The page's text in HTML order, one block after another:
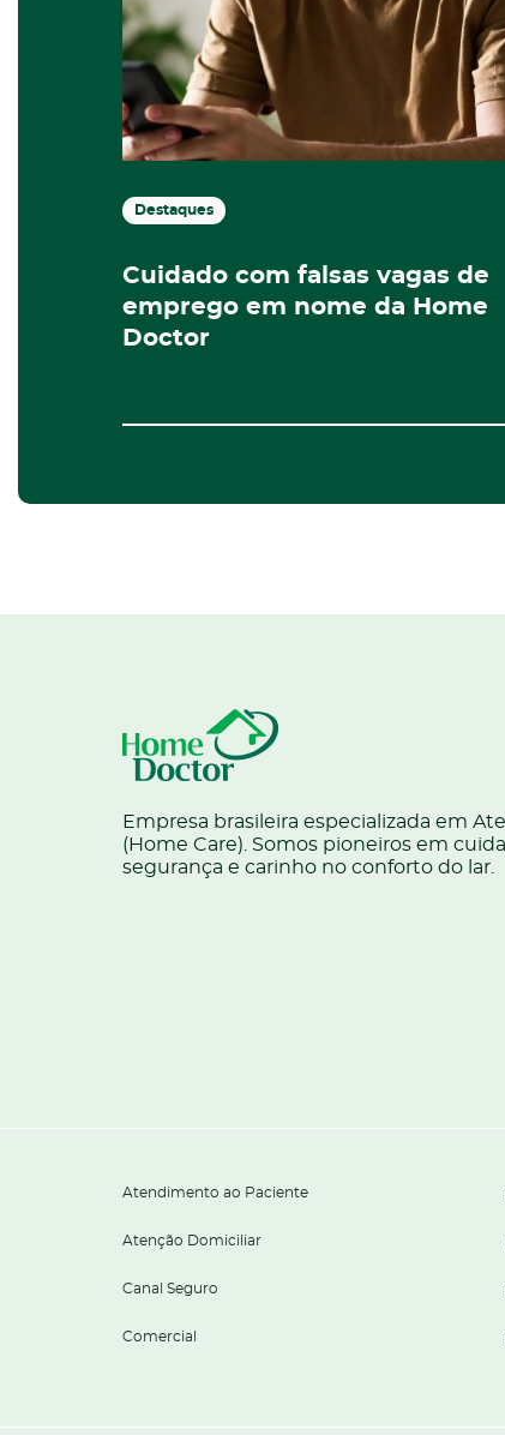
Destaques
Cuidado com falsas vagas de
emprego em nome da Home
Doctor
Empresa brasileira especializada em
(Home Care). Somos pioneiros em
segurança e carinho no conforto do lar.
Atendimento ao Paciente
Atenção Domiciliar
Canal Seguro
Comercial